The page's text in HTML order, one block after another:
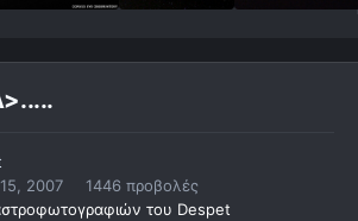
2007
1446 προβολές
του Despet